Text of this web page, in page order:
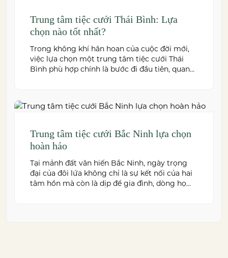
Trung tâm tiệc cưới Thái Bình: Lựa
chọn nào tốt nhất?
Trong không khí hân hoan của cuộc đời mới,
việc lựa chọn một trung tâm tiệc cưới Thái
Bình phù hợp chính là bước đi đầu tiên, quan
Trung tâm tiệc cưới Bắc Ninh lựa chọn
hoàn hảo
Tại mảnh đất văn hiến Bắc Ninh, ngày trọng
đại của đôi lứa không chỉ là sự kết nối của hai
tâm hồn mà còn là dịp để gia đình, dòng họ